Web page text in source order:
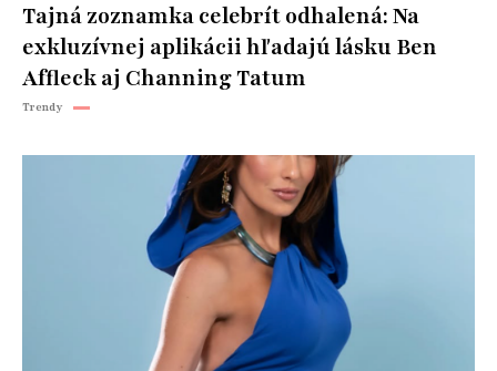
Tajná zoznamka celebrít odhalená: Na
exkluzívnej aplikácii hľadajú lásku Ben
Affleck aj Channing Tatum
Trendy